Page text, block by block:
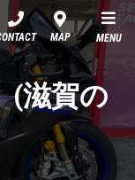
MAP MENU
(滋賀の